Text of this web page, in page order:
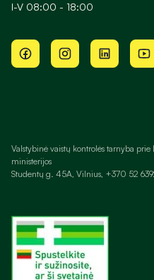
I-V 08:00 - 18:00
Valstybinė vaistų kontrolės tarnyba prie
ministerijos
Studentų g. 45A, Vilnius, +370 52